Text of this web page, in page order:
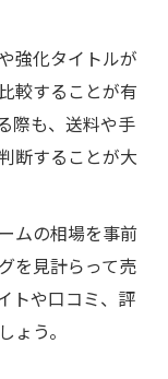
強化タイトルが
較することが有
際も、送料や手
断することが大
ムの相場を事前
を見計らって売
トや口コミ、評
う。